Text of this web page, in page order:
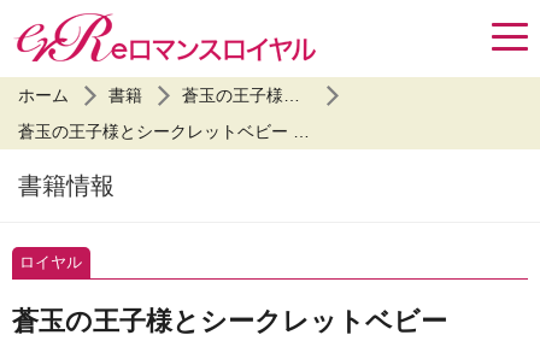
ホーム 書籍
書籍情報
ロイヤル
蒼玉の王子様とシークレットベビー